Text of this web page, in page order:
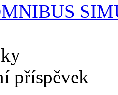
příspěvek